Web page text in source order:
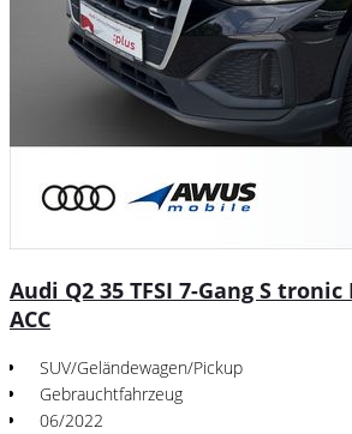
Audi Q2 35 TFSI 7-Gang S
ACC
SUV/Geländewagen/Pickup
Gebrauchtfahrzeug
06/2022